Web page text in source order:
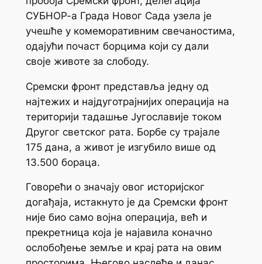
СУБНОР-а Града Новог Сада узела је
учешће у комеморативним свечаностима,
одајући почаст борцима који су дали
своје животе за слободу.
Сремски фронт представља једну од
најтежих и најдуготрајнијих операција на
територији тадашње Југославије током
Другог светског рата. Борбе су трајале
175 дана, а живот је изгубило више од
13.500 бораца.
Говорећи о значају овог историјског
догађаја, истакнуто је да Сремски фронт
није био само војна операција, већ и
прекретница која је најавила коначно
ослобођење земље и крај рата на овим